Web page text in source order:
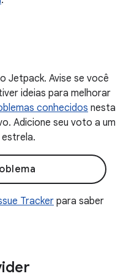
Jetpack. Avise se você
ideias para melhorar
conhecidos nesta
Adicione seu voto a um
Trackerpara saber